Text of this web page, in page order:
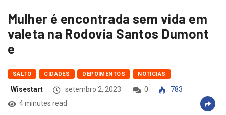
Mulher é encontrada sem vida em
valeta na Rodovia Santos Dumont
e
SALTO CIDADES DEPOIMENTOS NOTÍCIAS
Wisestart setembro 2, 2023 0
783
4 minutes read